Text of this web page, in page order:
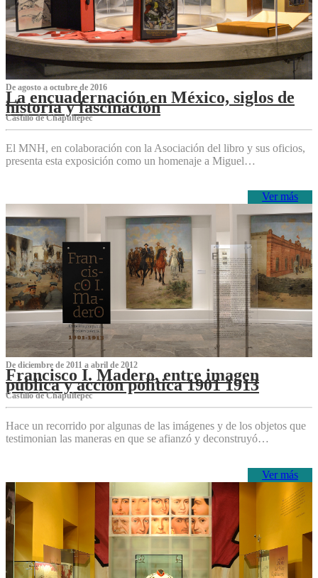
De agosto a octubre de 2016
La encuadernación en México, siglos de
historia y fascinación
Castillo de Chapultepec
El MNH, en colaboración con la Asociación del libro y sus oficios,
presenta esta exposición como un homenaje a Miguel…
Ver más
De diciembre de 2011 a abril de 2012
Francisco I. Madero, entre imagen
pública y acción política 1901 1913
Castillo de Chapultepec
Hace un recorrido por algunas de las imágenes y de los objetos que
testimonian las maneras en que se afianzó y deconstruyó…
Ver más